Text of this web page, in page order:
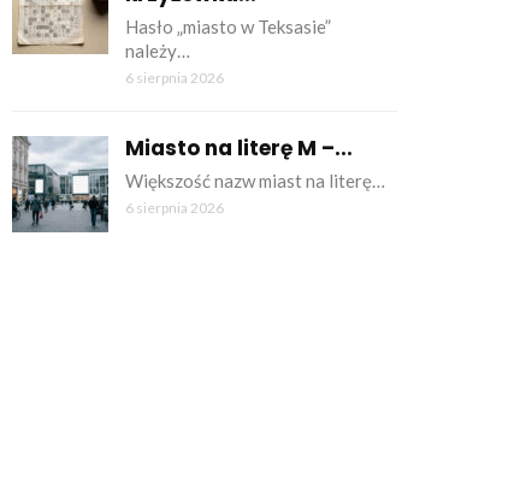
Hasło „miasto w Teksasie”
należy…
6 sierpnia 2026
Miasto na literę M –...
Większość nazw miast na literę…
6 sierpnia 2026